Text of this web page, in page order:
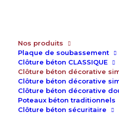
Nos produits
Plaque de soubassement
Clôture béton CLASSIQUE
Clôture béton décorative
Clôture béton décorative
Clôture béton décorative
Poteaux béton traditionnels
Clôture béton sécuritaire
ALLIEZ
ET
DÉCORATIVE